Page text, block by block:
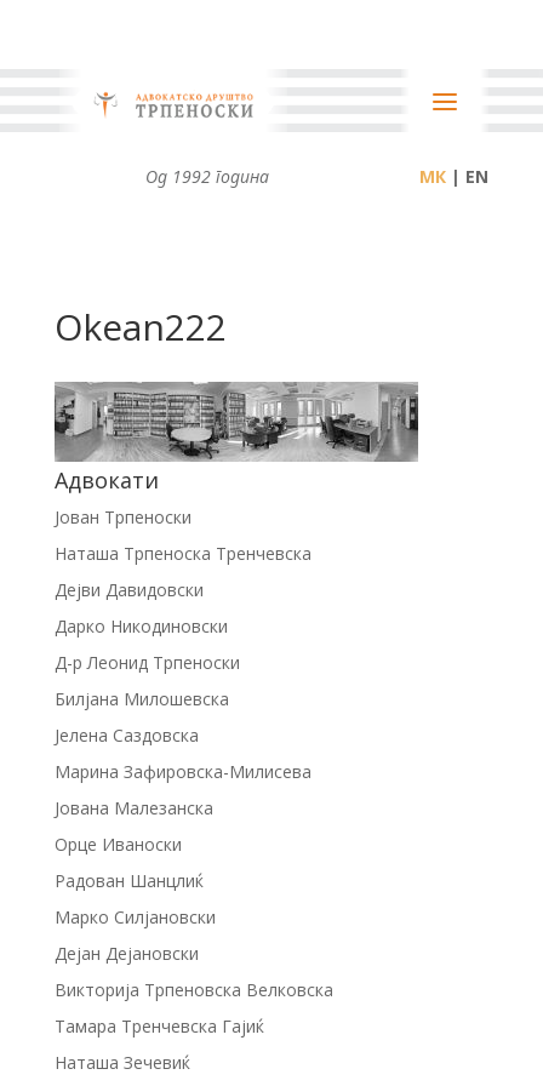
Од 1992 година | EN
Okean222
Адвокати
Јован Трпеноски
Наташа Трпеноска Тренчевска
Дејви Давидовски
Дарко Никодиновски
Д-р Леонид Трпеноски
Билјана Милошевска
Јелена Саздовска
Марина Зафировска-Милисева
Јована Малезанска
Орце Иваноски
Радован Шанцлиќ
Марко Силјановски
Дејан Дејановски
Викторија Трпеновска Велковска
Тамара Тренчевска Гајиќ
Наташа Зечевиќ